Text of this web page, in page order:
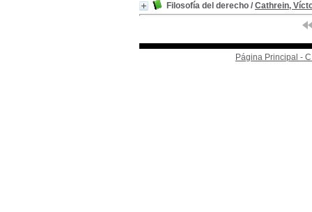
Filosofía del derecho / Cathrein,
Página Principal -